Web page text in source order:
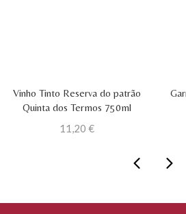
Tinto Reserva do patrão
dos Termos 750ml
€
Garrafa